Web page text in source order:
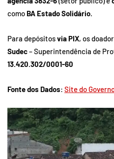
como BA Estado Solidário.
Para depósitosvia PIX, os
Sudec– Superintendência de
13.420.302/0001-60
Fonte dos Dados: Site do